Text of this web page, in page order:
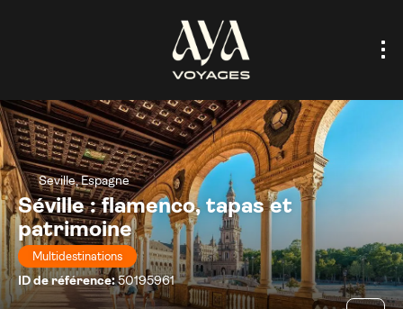
Seville, Espagne
Séville : flamenco, tapas et
patrimoine
Multidestinations
ID de référence:50195961